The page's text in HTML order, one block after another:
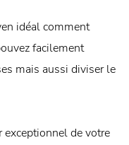
idéal comment
facilement
mais aussi diviser le
exceptionnel de votre